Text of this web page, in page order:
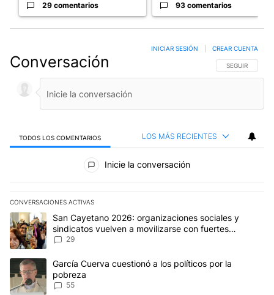
29 comentarios 93 comentarios
Conversación SIGA ESTA
SEGUIR
INICIAR SESIÓN CREAR CUENTA
TODOS LOS COMENTARIOS LOS MÁS RECIENTES
Todos los comentarios
Inicie la conversación
CONVERSACIONES ACTIVAS
Este listado muestra los artículos con más comentarios en los
Un artículo de tendencia con el título "San Cayetano 2026:
San Cayetano 2026: organizaciones sociales y
sindicatos vuelven a movilizarse con fuertes
reclamos al Gobierno
29
Un artículo de tendencia con el título "García Cuerva cuestionó
García Cuerva cuestionó a los políticos por la
pobreza
55